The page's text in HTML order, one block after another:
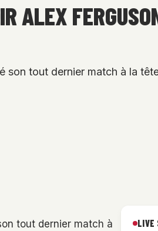
ALEX
son tout dernier match à la
tout dernier match à
LIVE